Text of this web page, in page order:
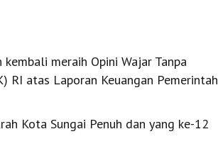
meraih Opini Wajar Tanpa
RI atas Laporan Keuangan Pemerintah
Kota Sungai Penuh dan yang ke-12